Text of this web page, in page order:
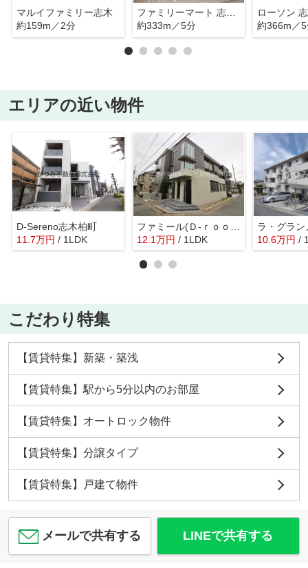
マルイファミリー志木
約159m／2分
ファミリーマート 志木駅南口店
約333m／5分
約366m／
エリアの近い物件
D-Sereno志木柏町
11.7万円 / 1LDK
12.1万円 / 1LDK 10.6万円 /
こだわり特集
【賃貸特集】新築・築浅
【賃貸特集】駅から5分以内のお部屋
【賃貸特集】オートロック物件
【賃貸特集】分譲タイプ
【賃貸特集】戸建て物件
メールで共有する LINEで共有する